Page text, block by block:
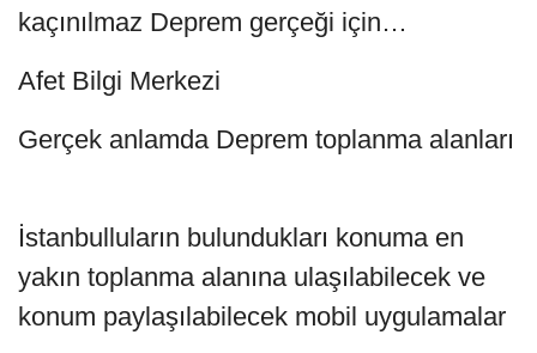
kaçınılmaz Deprem gerçeği için…
Afet Bilgi Merkezi
Gerçek anlamda Deprem toplanma alanları
İstanbulluların bulundukları konuma en
yakın toplanma alanına ulaşılabilecek ve
konum paylaşılabilecek mobil uygulamalar